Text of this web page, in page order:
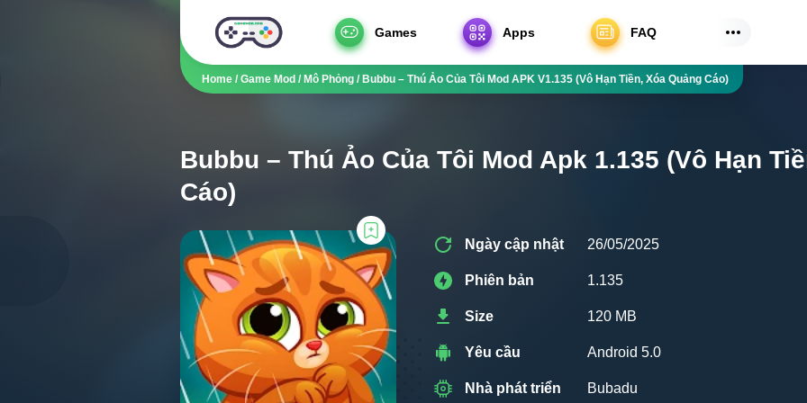
Games Apps FAQ
Home / Game Mod / Mô Phỏng / Bubbu – Thú Ảo Của Tôi Mod APK V1.135 (Vô Hạn Tiền, Xóa Quảng Cáo)
Bubbu – Thú Ảo Của Tôi Mod Apk 1.135 (Vô Hạn
Cáo)
Ngày cập nhật 26/05/2025
Phiên bản 1.135
Size 120 MB
Yêu cầu Android 5.0
Nhà phát triển Bubadu